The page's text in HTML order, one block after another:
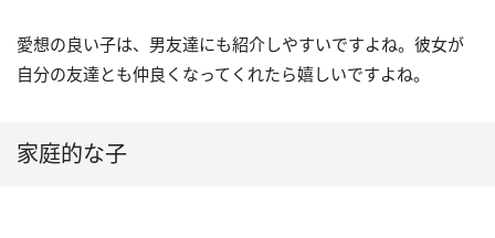
愛想の良い子は、男友達にも紹介しやすいですよね。彼女が
自分の友達とも仲良くなってくれたら嬉しいですよね。
家庭的な子